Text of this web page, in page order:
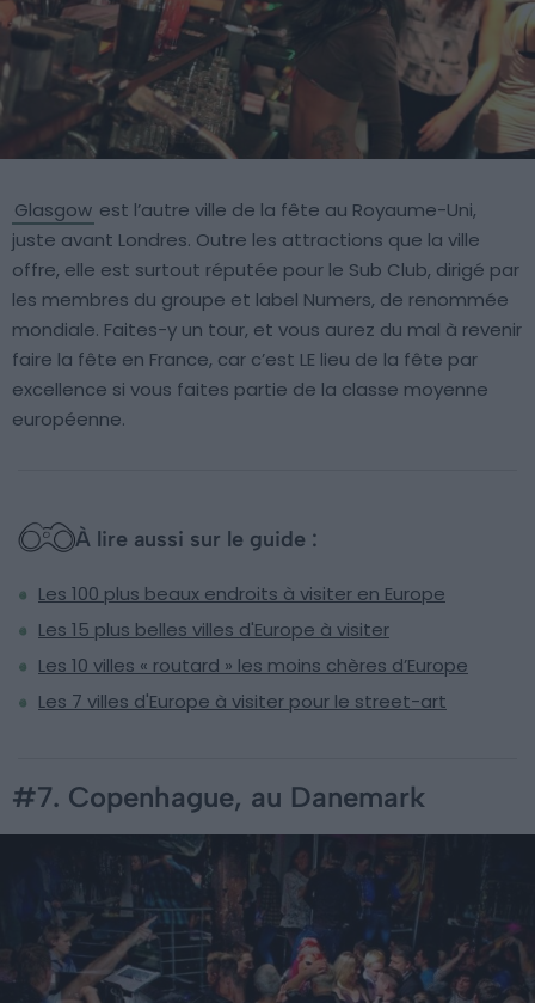
Glasgow est l’autre ville de la fête au Royaume-Uni,
juste avant Londres. Outre les attractions que la ville
offre, elle est surtout réputée pour le Sub Club, dirigé par
les membres du groupe et label Numers, de renommée
mondiale. Faites-y un tour, et vous aurez du mal à revenir
faire la fête en France, car c’est LE lieu de la fête par
excellence si vous faites partie de la classe moyenne
européenne.
À lire aussi sur le guide :
Les 100 plus beaux endroits à visiter en Europe
Les 15 plus belles villes d'Europe à visiter
Les 10 villes « routard » les moins chères d’Europe
Les 7 villes d'Europe à visiter pour le street-art
#7. Copenhague, au Danemark